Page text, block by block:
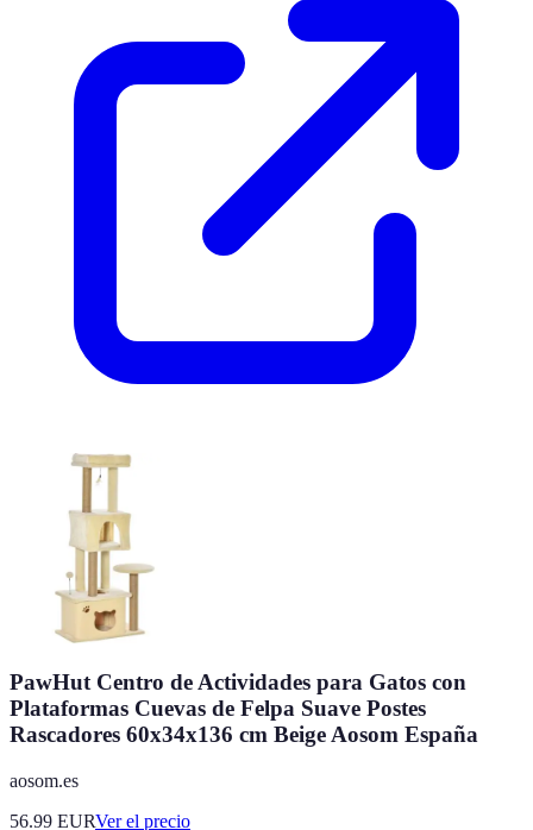
PawHut Centro de Actividades para Gatos con
Plataformas Cuevas de Felpa Suave Postes
Rascadores 60x34x136 cm Beige Aosom España
aosom.es
56.99 EURVer el precio